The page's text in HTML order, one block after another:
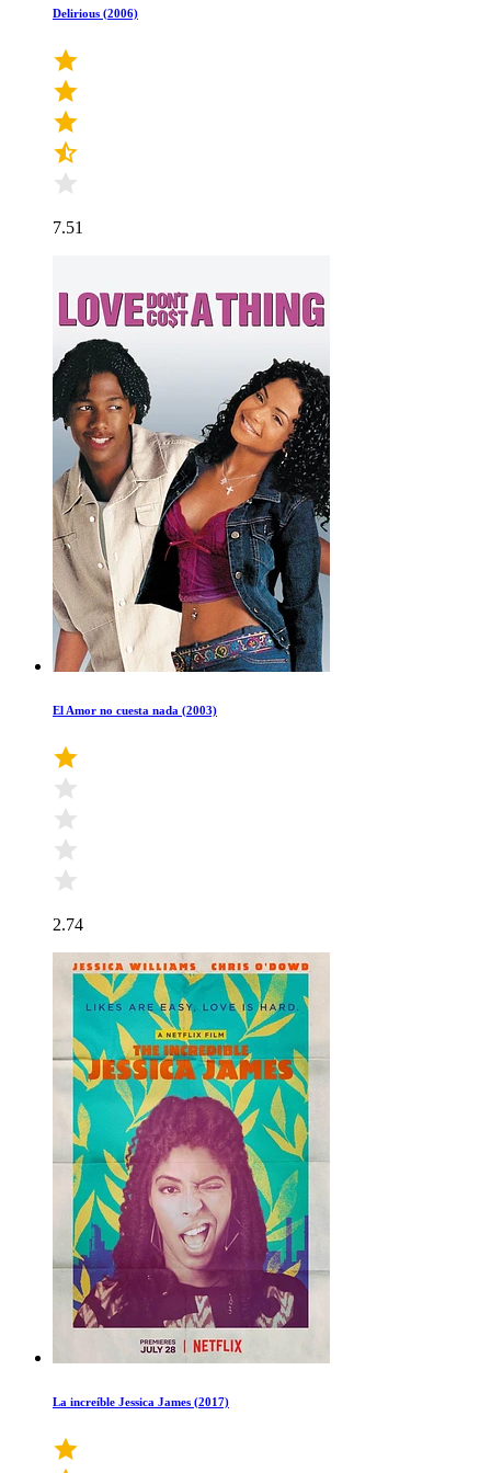
Delirious (2006)
7.51
El Amor no cuesta nada (2003)
2.74
La increíble Jessica James (2017)